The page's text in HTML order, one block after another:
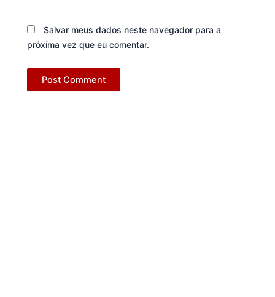
Salvar meus dados neste navegador para a
próxima vez que eu comentar.